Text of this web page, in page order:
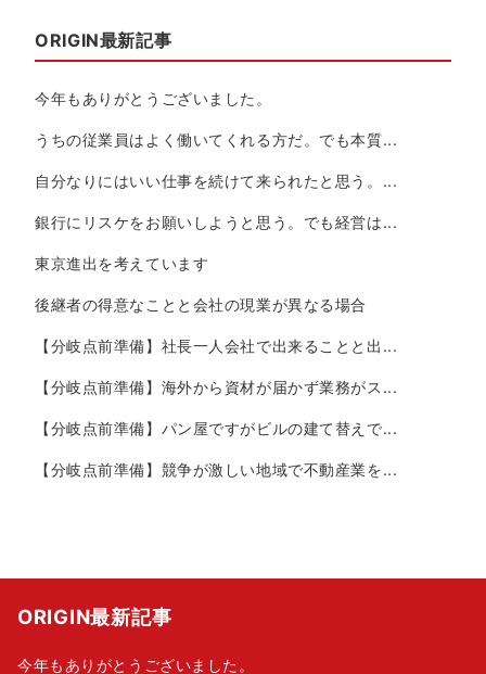
ORIGIN最新記事
今年もありがとうございました。
うちの従業員はよく働いてくれる方だ。でも本質...
自分なりにはいい仕事を続けて来られたと思う。...
銀行にリスケをお願いしようと思う。でも経営は...
東京進出を考えています
後継者の得意なことと会社の現業が異なる場合
【分岐点前準備】社長一人会社で出来ることと出...
【分岐点前準備】海外から資材が届かず業務がス...
【分岐点前準備】パン屋ですがビルの建て替えで...
【分岐点前準備】競争が激しい地域で不動産業を...
ORIGIN最新記事
今年もありがとうございました。